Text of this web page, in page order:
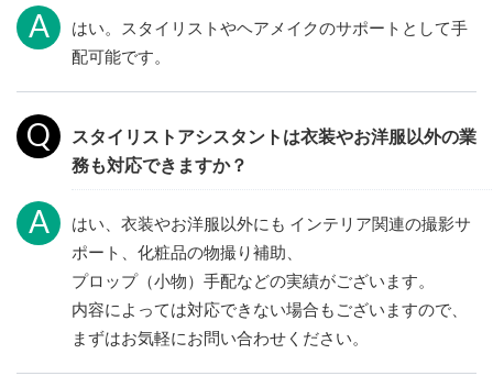
はい。スタイリストやヘアメイクのサポートとして手
配可能です。
スタイリストアシスタントは衣装やお洋服以外の業
務も対応できますか？
はい、衣装やお洋服以外にも インテリア関連の撮影サ
ポート、化粧品の物撮り補助、
プロップ（小物）手配などの実績がございます。
内容によっては対応できない場合もございますので、
まずはお気軽にお問い合わせください。